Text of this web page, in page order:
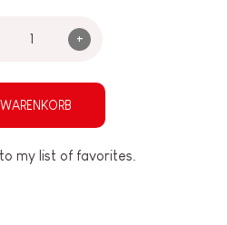
+
WARENKORB
my list of favorites.